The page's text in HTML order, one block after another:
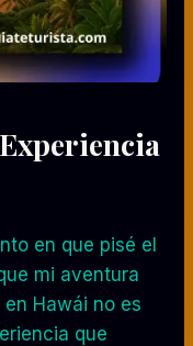
en que pisé el
mi aventura
Hawái no es
que